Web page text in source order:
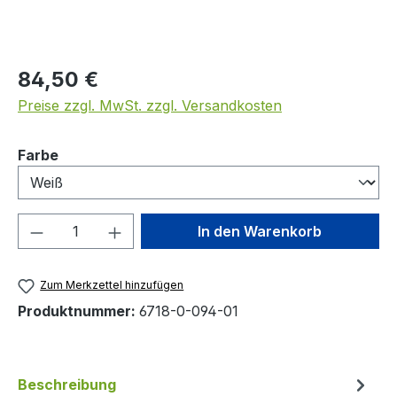
Regulärer Preis:
84,50 €
Preise zzgl. MwSt. zzgl. Versandkosten
Farbeauswählen
Produkt Anzahl: Gib denIn den Warenkorb
Zum Merkzettel hinzufügen
Produktnummer: 6718-0-094-01
Beschreibung